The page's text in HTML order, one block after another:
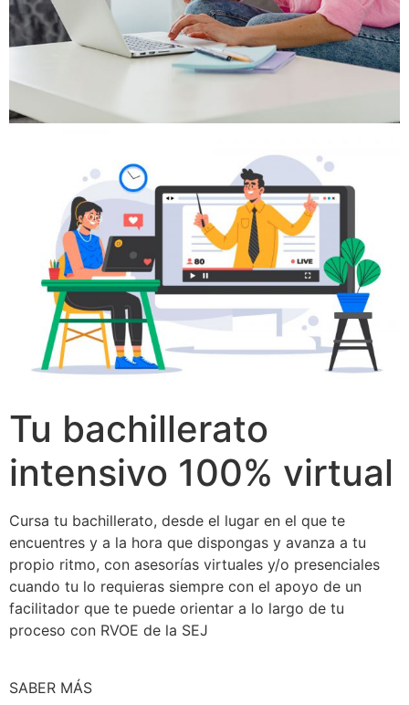
Tu bachillerato
intensivo 100% virtual
Cursa tu bachillerato, desde el lugar en el que te
encuentres y a la hora que dispongas y avanza a tu
propio ritmo, con asesorías virtuales y/o presenciales
cuando tu lo requieras siempre con el apoyo de un
facilitador que te puede orientar a lo largo de tu
proceso con RVOE de la SEJ
SABER MÁS